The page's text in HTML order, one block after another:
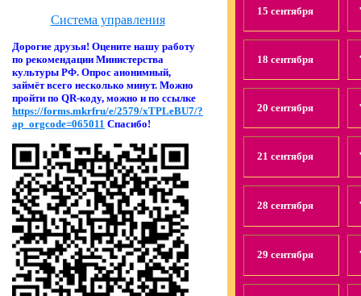
Система управления
Дорогие друзья! Оцените нашу работу
по рекомендации Министерства
культуры РФ. Опрос анонимный,
займёт всего несколько минут. Можно
пройти по QR-коду, можно и по ссылке
https://forms.mkrfru/e/2579/xTPLeBU7/?
ap_orgcode=065011 Спасибо!
15 сентября
18 сентября
20 сентября
21 сентября
28 сентября
29 сентября